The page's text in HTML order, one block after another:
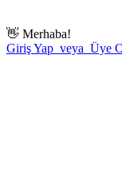
👋 Merhaba!
Giriş Yap veya Üye